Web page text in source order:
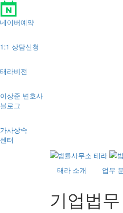
네이버예약
1:1 상담신청
태라비전
이상준 변호사
블로그
가사상속
센터
태라 소개 업무
기업법